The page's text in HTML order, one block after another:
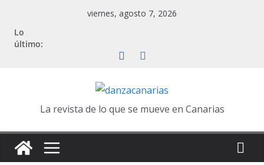
contenido
viernes, agosto 7, 2026
Lo
último:
La revista de lo que se mueve en Canarias